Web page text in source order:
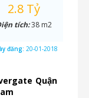
Quận
2.8 Tỷ
tích:38 m2
đăng: 20-01-2018